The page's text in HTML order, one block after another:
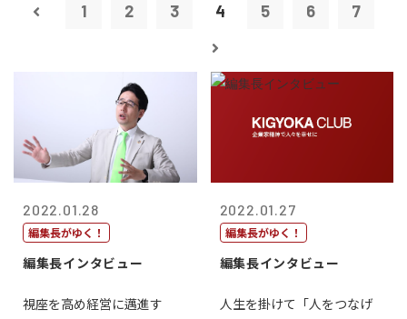
1 2 3 4 5 6 7
2022.01.28
編集長がゆく！
編集長インタビュー
視座を高め経営に邁進す
2022.01.27
編集長がゆく！
編集長インタビュー
人生を掛けて「人をつなげ